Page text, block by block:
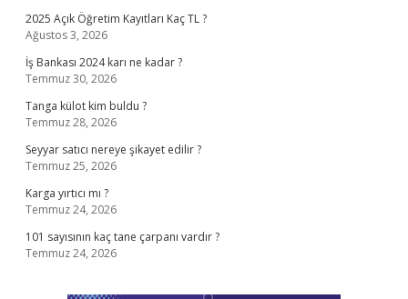
2025 Açık Öğretim Kayıtları Kaç TL ?
Ağustos 3, 2026
İş Bankası 2024 karı ne kadar ?
Temmuz 30, 2026
Tanga külot kim buldu ?
Temmuz 28, 2026
Seyyar satıcı nereye şikayet edilir ?
Temmuz 25, 2026
Karga yırtıcı mı ?
Temmuz 24, 2026
101 sayısının kaç tane çarpanı vardır ?
Temmuz 24, 2026